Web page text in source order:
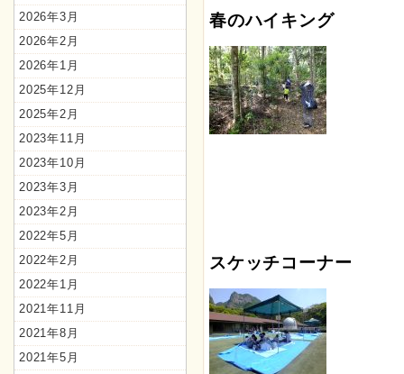
2026年3月
2026年2月
2026年1月
2025年12月
2025年2月
2023年11月
2023年10月
2023年3月
2023年2月
2022年5月
2022年2月
2022年1月
2021年11月
2021年8月
2021年5月
春のハイキング
スケッチコーナー